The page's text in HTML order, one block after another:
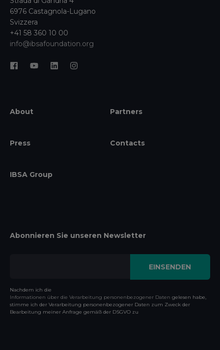
6976 Castagnola-Lugano
Svizzera
+41 58 360 10 00
info@ibsafoundation.org
About Partners
Press Contacts
IBSA Group
Abonnieren Sie unseren Newsletter
Nachdem ich die
Informationen über die Verarbeitung personenbezogener Daten gelesen habe,
stimme ich der Verarbeitung personenbezogener Daten zum Zweck der
Bearbeitung meiner Anfrage gemäß der DSGVO zu